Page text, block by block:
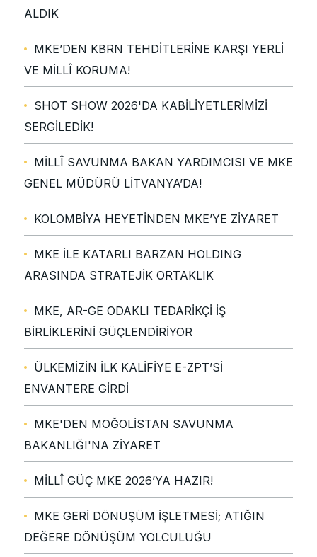
ALDIK
MKE’DEN KBRN TEHDİTLERİNE KARŞI YERLİ
VE MİLLÎ KORUMA!
SHOT SHOW 2026'DA KABİLİYETLERİMİZİ
SERGİLEDİK!
MİLLÎ SAVUNMA BAKAN YARDIMCISI VE MKE
GENEL MÜDÜRÜ LİTVANYA’DA!
KOLOMBİYA HEYETİNDEN MKE’YE ZİYARET
MKE İLE KATARLI BARZAN HOLDING
ARASINDA STRATEJİK ORTAKLIK
MKE, AR-GE ODAKLI TEDARİKÇİ İŞ
BİRLİKLERİNİ GÜÇLENDİRİYOR
ÜLKEMİZİN İLK KALİFİYE E-ZPT’Sİ
ENVANTERE GİRDİ
MKE'DEN MOĞOLİSTAN SAVUNMA
BAKANLIĞI'NA ZİYARET
MİLLÎ GÜÇ MKE 2026’YA HAZIR!
MKE GERİ DÖNÜŞÜM İŞLETMESİ; ATIĞIN
DEĞERE DÖNÜŞÜM YOLCULUĞU